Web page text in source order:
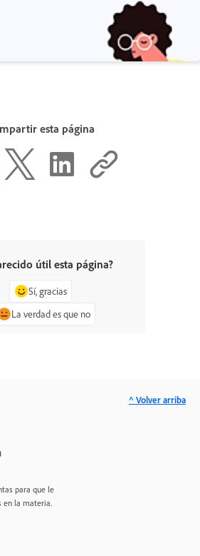
esta página
útil esta página?
Sí, gracias
La verdad es que no
para que le
en la materia.
^ Volver arriba